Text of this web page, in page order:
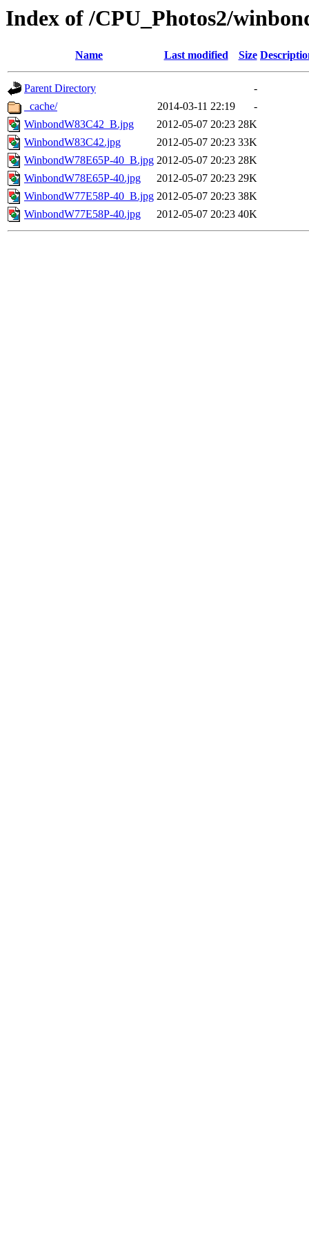
Index of /CPU_Photos2/
Name Last modified Size
Parent Directory
-
_cache/
2014-03-11 22:19
-
WinbondW83C42_B.jpg
2012-05-07 20:23 28K
WinbondW83C42.jpg
2012-05-07 20:23 33K
WinbondW78E65P-40_B.jpg 2012-05-07 20:23 28K
WinbondW78E65P-40.jpg
2012-05-07 20:23 29K
WinbondW77E58P-40_B.jpg 2012-05-07 20:23 38K
WinbondW77E58P-40.jpg
2012-05-07 20:23 40K